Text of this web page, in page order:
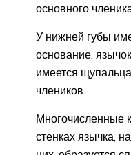
основного
У нижней губы
основание,
имеется
члеников.
Многочисленные
стенках язычка,